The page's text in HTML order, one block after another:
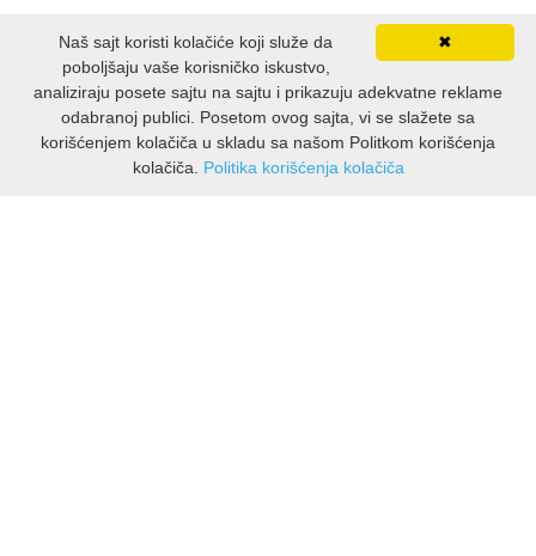
✖
Naš sajt koristi kolačiće koji služe da
poboljšaju vaše korisničko iskustvo,
analiziraju posete sajtu na sajtu i prikazuju adekvatne reklame
odabranoj publici. Posetom ovog sajta, vi se slažete sa
korišćenjem kolačiča u skladu sa našom Politkom korišćenja
kolačiča. Politika korišćenja kolačiča